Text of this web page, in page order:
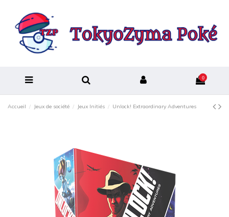
0
Accueil Jeux de société Jeux Initiés Unlock! Extraordinary Adventures